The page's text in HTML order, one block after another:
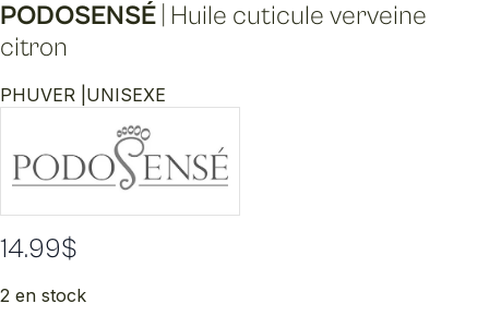
PODOSENSÉ Huile cuticule verveine
citron
PHUVER | UNISEXE
14.99$
2 en stock